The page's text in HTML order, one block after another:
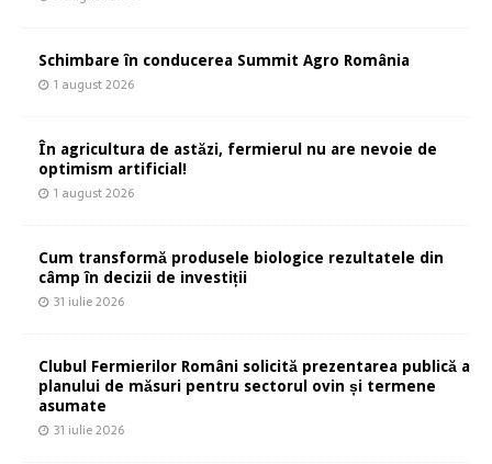
Schimbare în conducerea Summit Agro România
1 august 2026
În agricultura de astăzi, fermierul nu are nevoie de
optimism artificial!
1 august 2026
Cum transformă produsele biologice rezultatele din
câmp în decizii de investiții
31 iulie 2026
Clubul Fermierilor Români solicită prezentarea publică a
planului de măsuri pentru sectorul ovin și termene
asumate
31 iulie 2026